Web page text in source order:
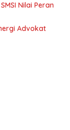
Nilai Peran
Advokat